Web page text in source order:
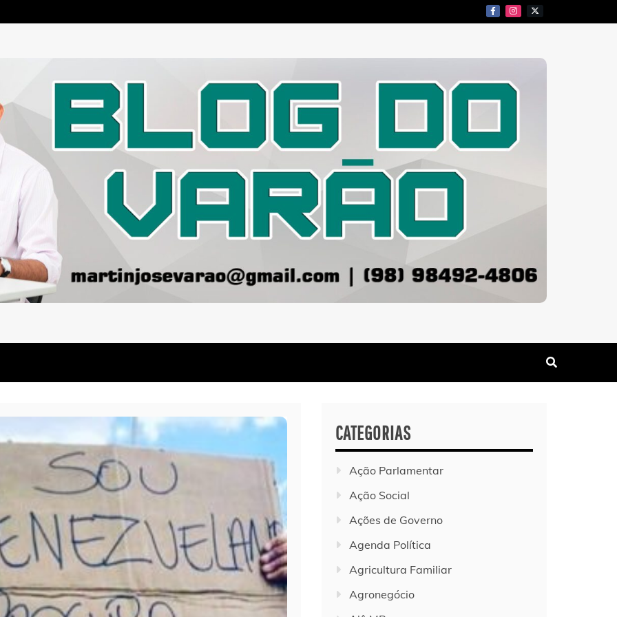
CATEGORIAS
Ação Parlamentar
Ação Social
Ações de Governo
Agenda Política
Agricultura Familiar
Agronegócio